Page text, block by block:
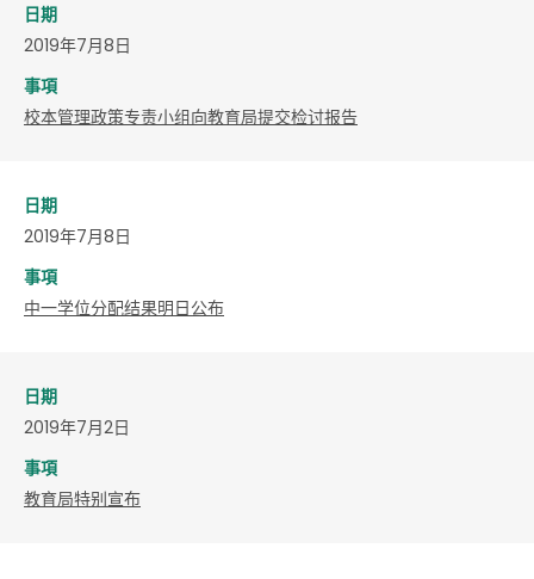
日期
2019年7月8日
事項
校本管理政策专责小组向教育局提交检讨报告
日期
2019年7月8日
事項
中一学位分配结果明日公布
日期
2019年7月2日
事項
教育局特别宣布